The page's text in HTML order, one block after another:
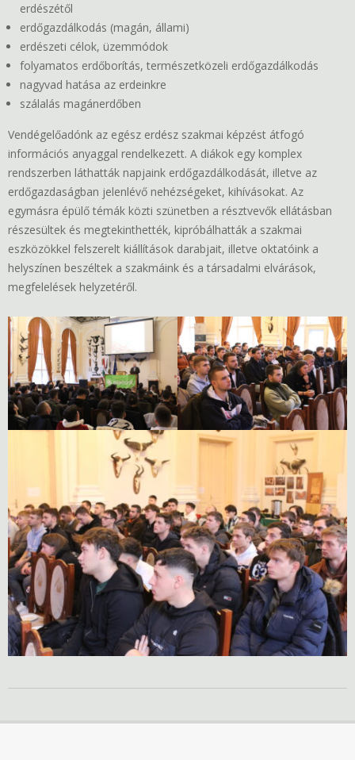
erdészétől
erdőgazdálkodás (magán, állami)
erdészeti célok, üzemmódok
folyamatos erdőborítás, természetközeli erdőgazdálkodás
nagyvad hatása az erdeinkre
szálalás magánerdőben
Vendégelőadónk az egész erdész szakmai képzést átfogó
információs anyaggal rendelkezett. A diákok egy komplex
rendszerben láthatták napjaink erdőgazdálkodását, illetve az
erdőgazdaságban jelenlévő nehézségeket, kihívásokat. Az
egymásra épülő témák közti szünetben a résztvevők ellátásban
részesültek és megtekinthették, kipróbálhatták a szakmai
eszközökkel felszerelt kiállítások darabjait, illetve oktatóink a
helyszínen beszéltek a szakmáink és a társadalmi elvárások,
megfelelések helyzetéről.